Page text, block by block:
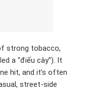
strong tobacco,
a “điếu cày”). It
hit, and it’s often
street-side